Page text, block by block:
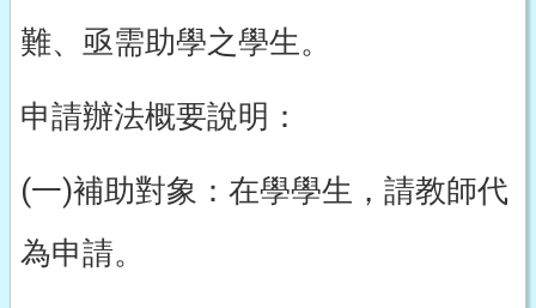
難、亟需助學之學生。
申請辦法概要說明：
(一)補助對象：在學學生，請教師代
為申請。